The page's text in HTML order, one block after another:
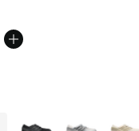
Plus de couleurs